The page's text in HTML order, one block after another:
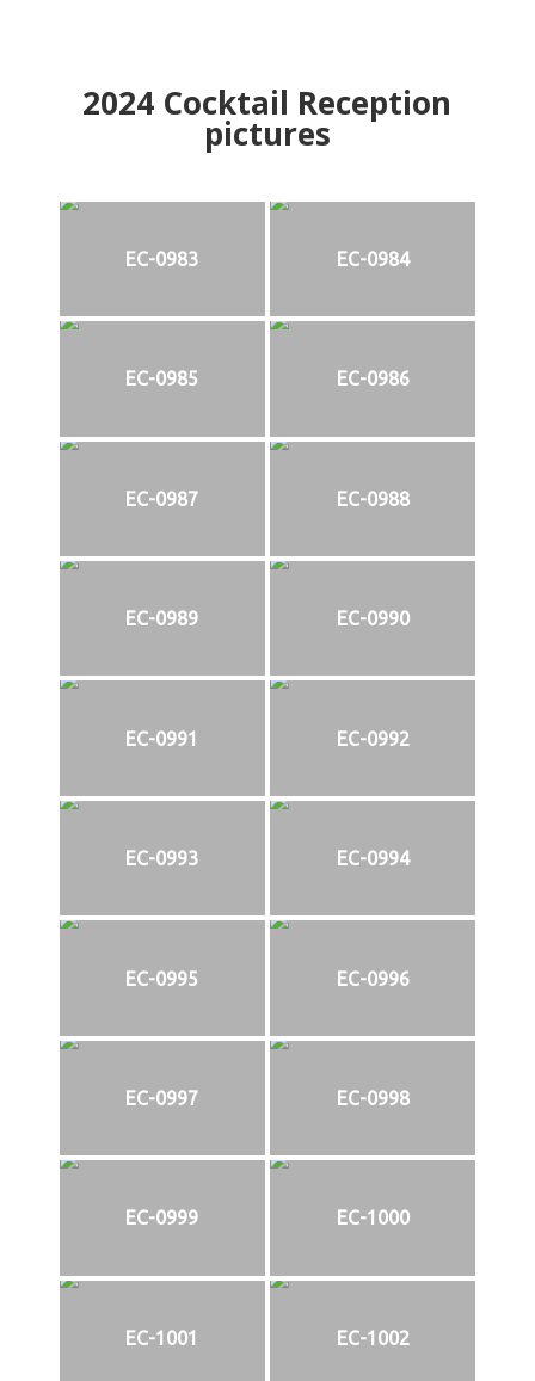
2024 Cocktail Reception
pictures
EC-0983 EC-0984
EC-0985 EC-0986
EC-0987 EC-0988
EC-0989 EC-0990
EC-0991 EC-0992
EC-0993 EC-0994
EC-0995 EC-0996
EC-0997 EC-0998
EC-0999 EC-1000
EC-1001 EC-1002